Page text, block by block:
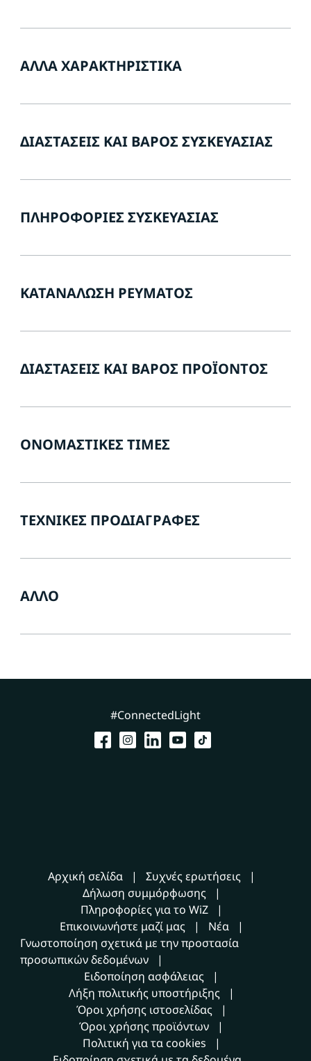
ΆΛΛΑ ΧΑΡΑΚΤΗΡΙΣΤΙΚΆ
ΔΙΑΣΤΆΣΕΙΣ ΚΑΙ ΒΆΡΟΣ ΣΥΣΚΕΥΑΣΊΑΣ
ΠΛΗΡΟΦΟΡΊΕΣ ΣΥΣΚΕΥΑΣΊΑΣ
ΚΑΤΑΝΆΛΩΣΗ ΡΕΎΜΑΤΟΣ
ΔΙΑΣΤΆΣΕΙΣ ΚΑΙ ΒΆΡΟΣ ΠΡΟΪΌΝΤΟΣ
ΟΝΟΜΑΣΤΙΚΈΣ ΤΙΜΈΣ
ΤΕΧΝΙΚΈΣ ΠΡΟΔΙΑΓΡΑΦΈΣ
ΆΛΛΟ
#ConnectedLight
Αρχική σελίδα
Συχνές ερωτήσεις
Δήλωση συμμόρφωσης
Πληροφορίες για το WiZ
Επικοινωνήστε μαζί μας
Νέα
Γνωστοποίηση σχετικά με την προστασία
προσωπικών δεδομένων
Ειδοποίηση ασφάλειας
Λήξη πολιτικής υποστήριξης
Όροι χρήσης ιστοσελίδας
Όροι χρήσης προϊόντων
Πολιτική για τα cookies